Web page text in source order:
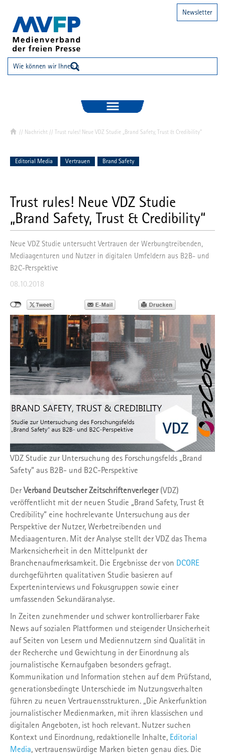
Newsletter
// Nachricht // Trust rules! Neue VDZ Studie „Brand Safety, Trust & Credibility“
Editorial Media Vertrauen Brand Safety
Trust rules! Neue VDZ Studie
„Brand Safety, Trust & Credibility“
Neue VDZ Studie untersucht Vertrauen der Werbungtreibenden,
Mediaagenturen und Nutzer in digitalen Umfeldern aus B2B- und
B2C-Perspektive
08.10.2018
VDZ Studie zur Untersuchung des Forschungsfelds „Brand
Safety“ aus B2B- und B2C-Perspektive
DerVerband Deutscher Zeitschriftenverleger (VDZ)
veröffentlicht mit der neuen Studie „Brand Safety, Trust &
Credibility“ eine hochrelevante Untersuchung aus der
Perspektive der Nutzer, Werbetreibenden und
Mediaagenturen. Mit der Analyse stellt der VDZ das Thema
Markensicherheit in den Mittelpunkt der
Branchenaufmerksamkeit. Die Ergebnisse der von DCORE
durchgeführten qualitativen Studie basieren auf
Experteninterviews und Fokusgruppen sowie einer
umfassenden Sekundäranalyse.
In Zeiten zunehmender und schwer kontrollierbarer Fake
News auf sozialen Plattformen und steigender Unsicherheit
auf Seiten von Lesern und Mediennutzern sind Qualität in
der Recherche und Gewichtung in der Einordnung als
journalistische Kernaufgaben besonders gefragt.
Kommunikation und Information stehen auf dem Prüfstand,
generationsbedingte Unterschiede im Nutzungsverhalten
führen zu neuen Vertrauensstrukturen. „Die Ankerfunktion
journalistischer Medienmarken, mit ihren klassischen und
digitalen Angeboten, ist hoch relevant. Nutzer suchen
Kontext und Einordnung, redaktionelle Inhalte, Editorial
Media, vertrauenswürdige Marken bieten genau dies. Die